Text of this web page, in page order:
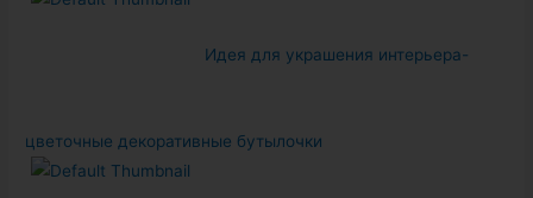
Идея для украшения интерьера-
цветочные декоративные бутылочки